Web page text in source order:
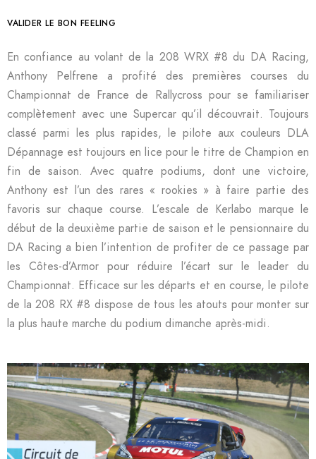
VALIDER LE BON FEELING
En confiance au volant de la 208 WRX #8 du DA Racing,
Anthony Pelfrene a profité des premières courses du
Championnat de France de Rallycross pour se familiariser
complètement avec une Supercar qu’il découvrait. Toujours
classé parmi les plus rapides, le pilote aux couleurs DLA
Dépannage est toujours en lice pour le titre de Champion en
fin de saison. Avec quatre podiums, dont une victoire,
Anthony est l’un des rares « rookies » à faire partie des
favoris sur chaque course. L’escale de Kerlabo marque le
début de la deuxième partie de saison et le pensionnaire du
DA Racing a bien l’intention de profiter de ce passage par
les Côtes-d’Armor pour réduire l’écart sur le leader du
Championnat. Efficace sur les départs et en course, le pilote
de la 208 RX #8 dispose de tous les atouts pour monter sur
la plus haute marche du podium dimanche après-midi.